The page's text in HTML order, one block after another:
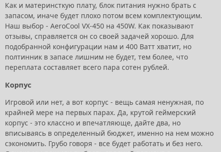
Как и материнсткую плату, блок питания нужно брать с
запасом, иначе будет плохо потом всем комплектующим.
Наш выбор - AeroCool VX-450 на 450W. Как показывают
отзывы, справляется он со своей задачей хорошо. Для
подобранной конфигурации нам и 400 Ватт хватит, но
полтинник в запасе лишним не будет, тем более, что
переплата составляет всего пара сотен рублей.
Корпус
Игровой или нет, а вот корпус - вещь самая ненужная, по
крайней мере на первых парах. Да, крутой геймерский
корпус - это классно и впечатляюще, дайте два, но
вписываясь в определенный бюджет, именно на нем можно
сэкономить. Грубо говоря - все будет работать и без него.